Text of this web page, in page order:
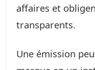
affaires et
transparents.
Une émission